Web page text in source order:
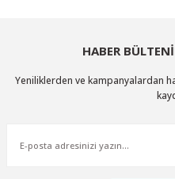
HABER
Yeniliklerden ve kampanyalardan